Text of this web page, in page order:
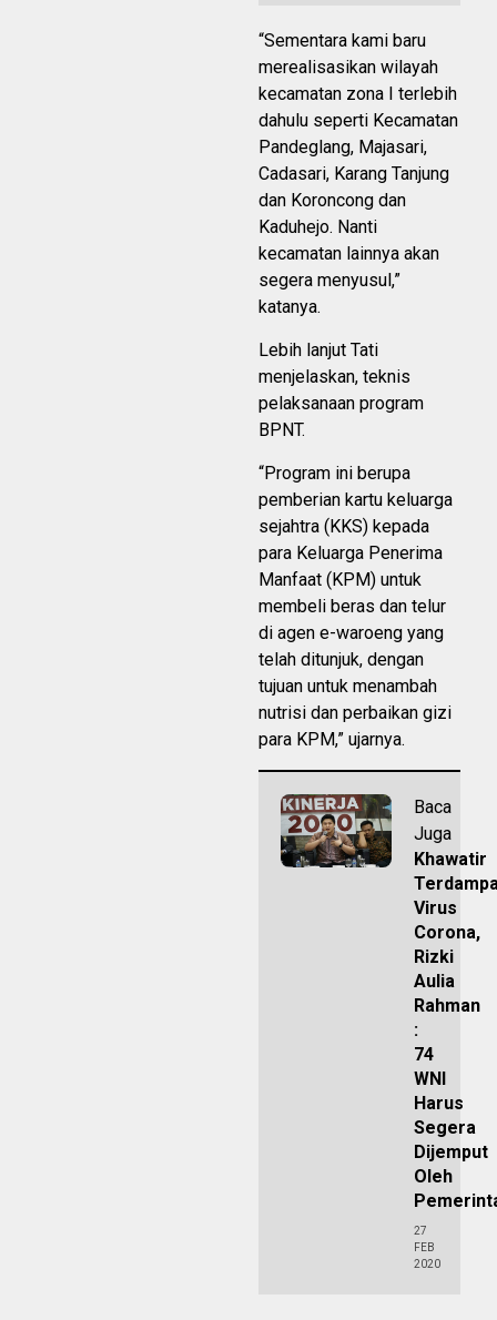
“Sementara kami baru
merealisasikan wilayah
kecamatan zona I terlebih
dahulu seperti Kecamatan
Pandeglang, Majasari,
Cadasari, Karang Tanjung
dan Koroncong dan
Kaduhejo. Nanti
kecamatan lainnya akan
segera menyusul,”
katanya.
Lebih lanjut Tati
menjelaskan, teknis
pelaksanaan program
BPNT.
“Program ini berupa
pemberian kartu keluarga
sejahtra (KKS) kepada
para Keluarga Penerima
Manfaat (KPM) untuk
membeli beras dan telur
di agen e-waroeng yang
telah ditunjuk, dengan
tujuan untuk menambah
nutrisi dan perbaikan gizi
para KPM,” ujarnya.
Baca
Juga
Khawatir
Virus
Corona,
Rizki
Aulia
Rahman
:
74
WNI
Harus
Segera
Dijemput
Oleh
27
FEB
2020